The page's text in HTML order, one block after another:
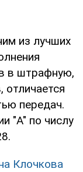
из лучших
в штрафную,
отличается
передач.
"A" по числу
Клочкова